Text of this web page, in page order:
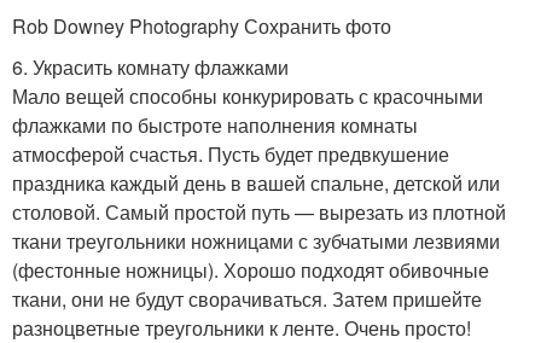
Rob Downey Photography Сохранить фото
6. Украсить комнату флажками
Мало вещей способны конкурировать с красочными
флажками по быстроте наполнения комнаты
атмосферой счастья. Пусть будет предвкушение
праздника каждый день в вашей спальне, детской или
столовой. Самый простой путь — вырезать из плотной
ткани треугольники ножницами с зубчатыми лезвиями
(фестонные ножницы). Хорошо подходят обивочные
ткани, они не будут сворачиваться. Затем пришейте
разноцветные треугольники к ленте. Очень просто!